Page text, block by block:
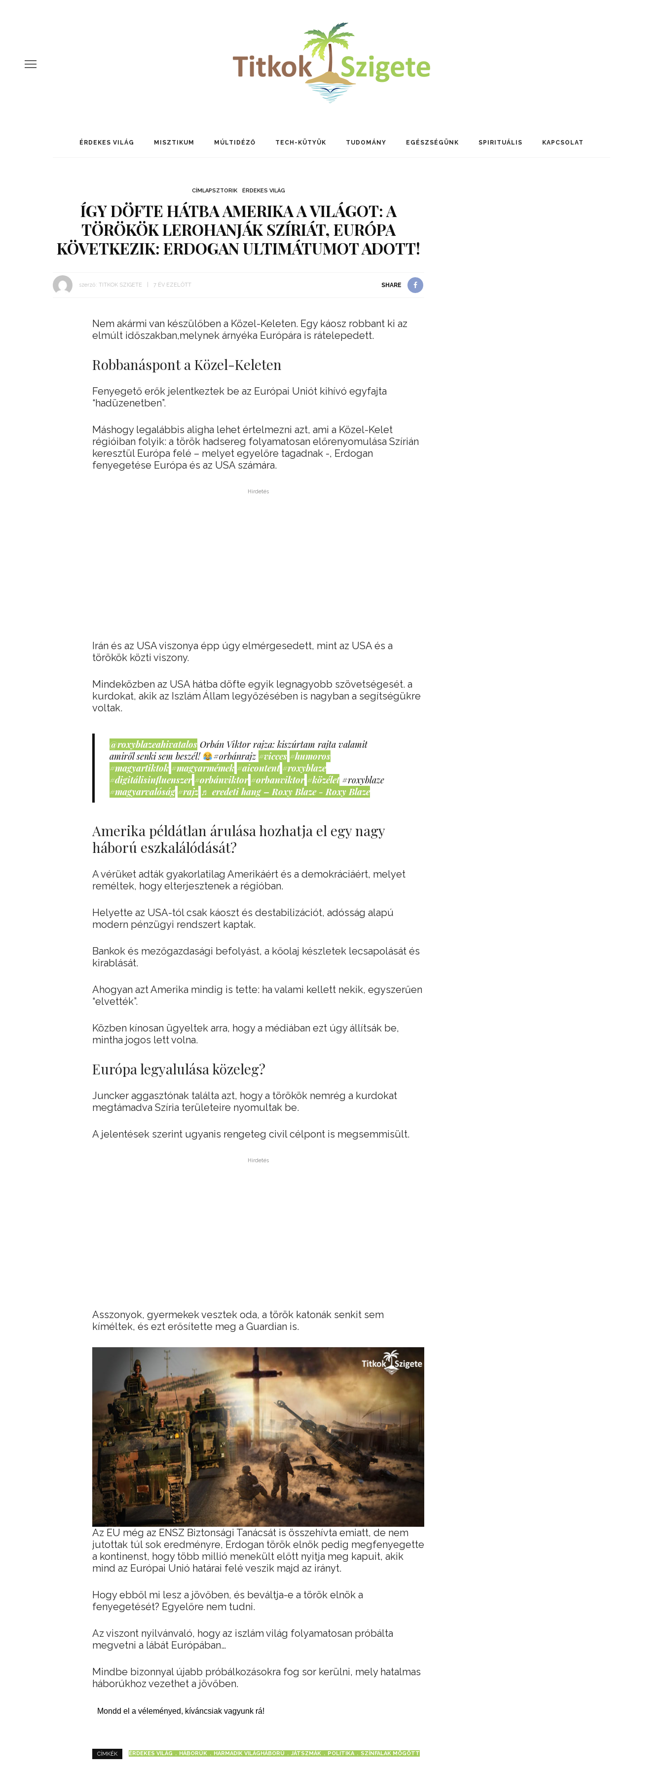
ÉRDEKES VILÁG MISZTIKUM MÚLTIDÉZŐ TECH-KÜTYÜK TUDOMÁNY EGÉSZSÉGÜNK SPIRITUÁLIS KAPCSOLAT
CÍMLAPSZTORIK ÉRDEKES VILÁG
ÍGY DÖFTE HÁTBA AMERIKA A VILÁGOT: A
TÖRÖKÖK LEROHANJÁK SZÍRIÁT, EURÓPA
KÖVETKEZIK: ERDOGAN ULTIMÁTUMOT ADOTT!
szerző: TITKOK SZIGETE 7 ÉV EZELŐTT SHARE
Nem akármi van készülőben a Közel-Keleten. Egy káosz robbant ki az
elmúlt időszakban,melynek árnyéka Európára is rátelepedett.
Robbanáspont a Közel-Keleten
Fenyegető erők jelentkeztek be az Európai Uniót kihívó egyfajta
“hadüzenetben”.
Máshogy legalábbis aligha lehet értelmezni azt, ami a Közel-Kelet
régióiban folyik: a török hadsereg folyamatosan előrenyomulása Szírián
keresztül Európa felé – melyet egyelőre tagadnak -, Erdogan
fenyegetése Európa és az USA számára.
Hirdetés
Irán és az USA viszonya épp úgy elmérgesedett, mint az USA és a
törökök közti viszony.
Mindeközben az USA hátba döfte egyik legnagyobb szövetségesét. a
kurdokat, akik az Iszlám Állam legyőzésében is nagyban a segítségükre
voltak.
@roxyblazeahivatalos Orbán Viktor rajza: kiszúrtam rajta valamit
amiről senki sem beszél!
#orbánrajz #vicces #humoros
#magyartiktok #magyarmémek #aicontent #roxyblaze
#digitálisinfluenszer #orbánviktor #orbanviktor #közélet #roxyblaze
#magyarvalóság #rajz ♬ eredeti hang – Roxy Blaze - Roxy Blaze
Amerika példátlan árulása hozhatja el egy nagy
háború eszkalálódását?
A vérüket adták gyakorlatilag Amerikáért és a demokráciáért, melyet
reméltek, hogy elterjesztenek a régióban.
Helyette az USA-tól csak káoszt és destabilizációt, adósság alapú
modern pénzügyi rendszert kaptak.
Bankok és mezőgazdasági befolyást, a kőolaj készletek lecsapolását és
kirablását.
Ahogyan azt Amerika mindig is tette: ha valami kellett nekik, egyszerűen
“elvették”.
Közben kínosan ügyeltek arra, hogy a médiában ezt úgy állítsák be,
mintha jogos lett volna.
Európa legyalulása közeleg?
Juncker aggasztónak találta azt, hogy a törökök nemrég a kurdokat
megtámadva Szíria területeire nyomultak be.
A jelentések szerint ugyanis rengeteg civil célpont is megsemmisült.
Hirdetés
Asszonyok, gyermekek vesztek oda, a török katonák senkit sem
kíméltek, és ezt erősítette meg a Guardian is.
Az EU még az ENSZ Biztonsági Tanácsát is összehívta emiatt, de nem
jutottak túl sok eredményre, Erdogan török elnök pedig megfenyegette
a kontinenst, hogy több millió menekült előtt nyitja meg kapuit, akik
mind az Európai Unió határai felé veszik majd az irányt.
Hogy ebből mi lesz a jövőben, és beváltja-e a török elnök a
fenyegetését? Egyelőre nem tudni.
Az viszont nyilvánvaló, hogy az iszlám világ folyamatosan próbálta
megvetni a lábát Európában…
Mindbe bizonnyal újabb próbálkozásokra fog sor kerülni, mely hatalmas
háborúkhoz vezethet a jövőben.
Mondd el a véleményed, kíváncsiak vagyunk rá!
CÍMKÉK ÉRDEKES VILÁG HÁBORÚK HARMADIK VILÁGHÁBORÚ JÁTSZMÁK POLITIKA SZÍNFALAK MÖGÖTT